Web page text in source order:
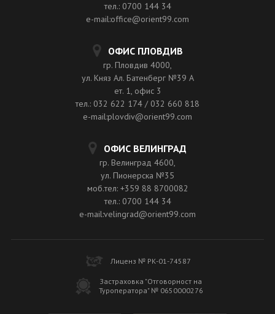
тел.: 0700 144 34
e-mail:office@orient99.com
ОФИС ПЛОВДИВ
гр. Пловдив 4000,
ул. Княз Ал. Батенберг №39 A
ет. 1, офис 3
тел.: 032 622 174 / 032 660 818
e-mail:plovdiv@orient99.com
ОФИС ВЕЛИНГРАД
гр. Велинград 4600,
ул. Пионерска №35
моб.тел: +359 88 8700082
тел.: 0700 144 34
e-mail:velingrad@orient99.com
Лиценз № РК-01-74587
Застраховка "Отговорност на
Туроператора" № 0650000276